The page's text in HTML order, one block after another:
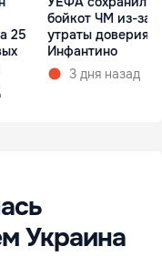
25
бойкот ЧМ из-за
утраты доверия к
Инфантино
3 дня назад
Украина